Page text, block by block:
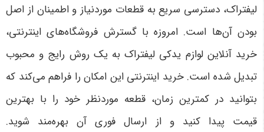
لیفتراک، دسترسی سریع به قطعات موردنیاز و اطمینان از اصل
بودن آن‌ها است. امروزه با گسترش فروشگاه‌های اینترنتی،
خرید آنلاین لوازم یدکی لیفتراک به یک روش رایج و محبوب
تبدیل شده است. خرید اینترنتی این امکان را فراهم می‌کند که
بتوانید در کمترین زمان، قطعه موردنظر خود را با بهترین
قیمت پیدا کنید و از ارسال فوری آن بهره‌مند شوید.